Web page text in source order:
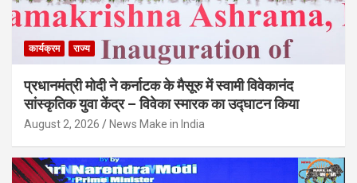
कार्यक्रम राज्य
प्रधानमंत्री मोदी ने कर्नाटक के मैसूरु में स्वामी विवेकानंद
सांस्कृतिक युवा केंद्र – विवेका स्मारक का उद्घाटन किया
August 2, 2026 News Make in India